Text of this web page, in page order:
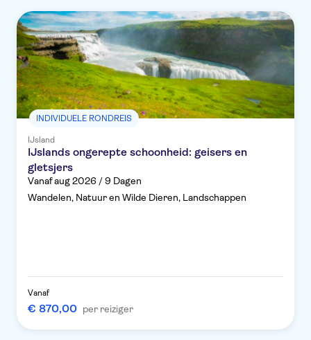
INDIVIDUELE RONDREIS
IJsland
IJslands ongerepte schoonheid: geisers en
gletsjers
Vanaf aug 2026 / 9 Dagen
Wandelen, Natuur en Wilde Dieren, Landschappen
Vanaf
€ 870,00 per reiziger